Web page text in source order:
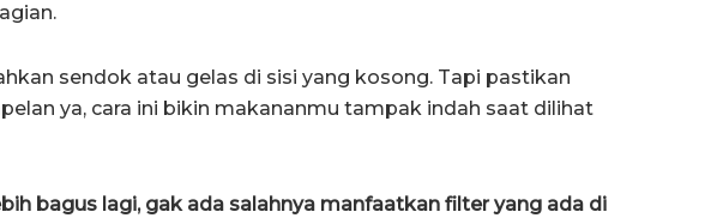
sendok atau gelas di sisi yang kosong. Tapi pastikan
ya, cara ini bikin makananmu tampak indah saat dilihat
bagus lagi, gak ada salahnya manfaatkan filter yang ada di